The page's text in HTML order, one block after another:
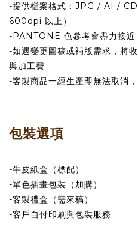
-提供檔案格式：JPG / AI /
600dpi 以上）
-PANTONE 色參考會盡力接
-如遇變更圖稿或補版需求，將
與加工費
-客製商品一經生產即無法取消
包裝選項
-牛皮紙盒（標配）
-單色插畫包裝（加購）
-客製禮盒（需來稿）
-客戶自付印刷與包裝服務